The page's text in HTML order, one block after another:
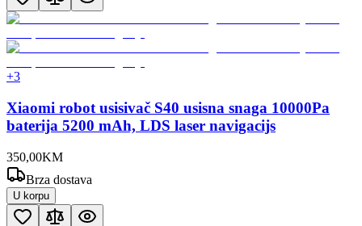
+3
Xiaomi robot usisivač S40 usisna snaga 10000Pa
baterija 5200 mAh, LDS laser navigacijs
350,00KM
Brza dostava
U korpu